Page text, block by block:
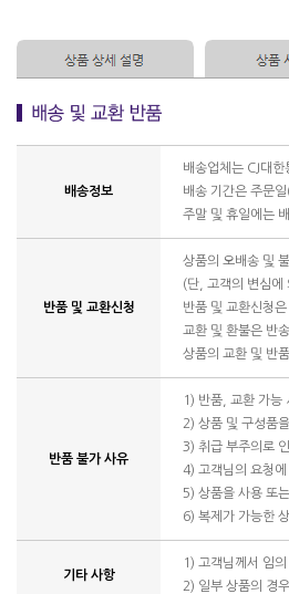
배송정보
배송업체는 CJ대한
배송 기간은 주문
주말 및 휴일에는
반품 및 교환신청
상품의 오배송 및
(단, 고객의 변심에
반품 및 교환신청
교환 및 환불은 반
상품의 교환 및 반
반품 불가 사유
1) 반품, 교환 가능
2) 상품 및 구성품
3) 취급 부주의로
4) 고객님의 요청
5) 상품을 사용 또
6) 복제가 가능한
기타 사항
1) 고객님께서 임
2) 일부 상품의 경